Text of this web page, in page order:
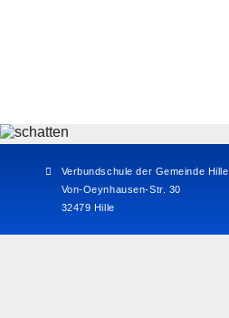
Verbundschule der Gemeinde Hille
Von-Oeynhausen-Str. 30
32479 Hille